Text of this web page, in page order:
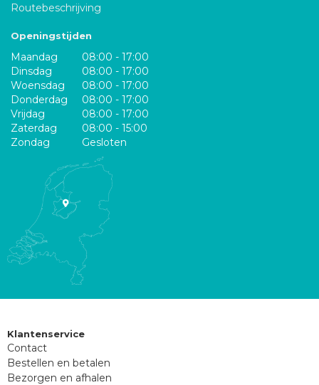
Routebeschrijving
Openingstijden
Maandag
08:00 - 17:00
Dinsdag
08:00 - 17:00
Woensdag
08:00 - 17:00
Donderdag
08:00 - 17:00
Vrijdag
08:00 - 17:00
Zaterdag
08:00 - 15:00
Zondag
Gesloten
Klantenservice
Contact
Bestellen en betalen
Bezorgen en afhalen